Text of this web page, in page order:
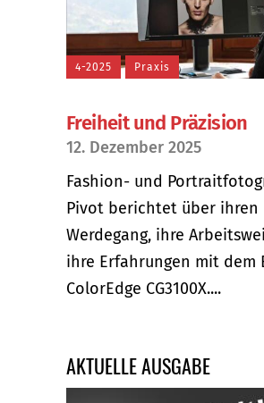
4-2025 Praxis
Freiheit und Präzision
12. Dezember 2025
Fashion- und
Pivot berichtet über ihren
Werdegang, ihre
ihre Erfahrungen mit dem
ColorEdge CG3100X....
AKTUELLE AUSGABE